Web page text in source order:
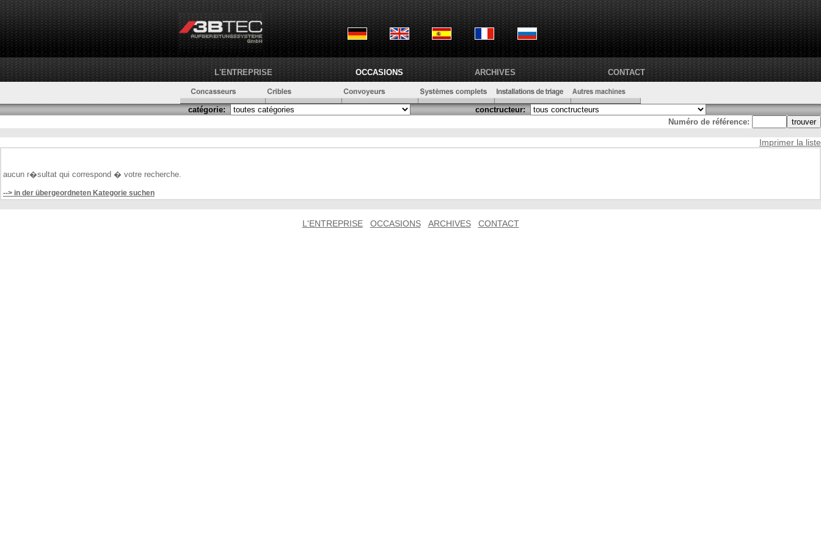
L'ENTREPRISE OCCASIONS ARCHIVES CONTACT
catégorie:
conctructeur:
Numéro de référence:
Imprimer la liste
aucun r�sultat qui correspond � votre recherche.
--> in der übergeordneten Kategorie suchen
L'ENTREPRISE OCCASIONS ARCHIVES CONTACT